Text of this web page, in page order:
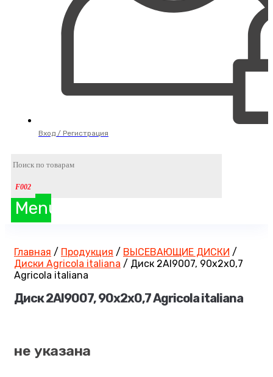
Вход / Регистрация
Menu
Главная / Продукция / ВЫСЕВАЮЩИЕ ДИСКИ /
Диски Agricola italiana / Диск 2AI9007, 90х2х0,7
Agricola italiana
Диск 2AI9007, 90х2х0,7 Agricola italiana
не указана